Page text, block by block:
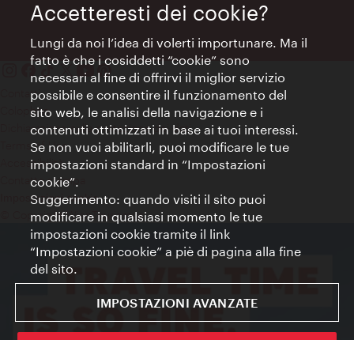
Contatti
Colophon
Dichiarazione sulla protezione dei dati
Terms of Use
Accessibilità
Contatto stampa
Impostazioni cookie
© Copyright WienTourismus
Accetteresti dei cookie?
Lungi da noi l’idea di volerti importunare. Ma il
fatto è che i cosiddetti “cookie” sono
necessari al fine di offrirvi il miglior servizio
possibile e consentire il funzionamento del
sito web, le analisi della navigazione e i
contenuti ottimizzati in base ai tuoi interessi.
Se non vuoi abilitarli, puoi modificare le tue
impostazioni standard in “Impostazioni
cookie”.
Suggerimento: quando visiti il sito puoi
modificare in qualsiasi momento le tue
impostazioni cookie tramite il link
“Impostazioni cookie” a piè di pagina alla fine
del sito.
IMPOSTAZIONI AVANZATE